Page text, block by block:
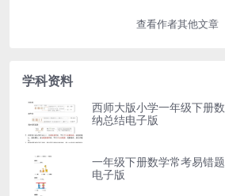
查看作者其他文章
学科资料
西师大版小学一年级下册
纳总结电子版
一年级下册数学常考易错
电子版